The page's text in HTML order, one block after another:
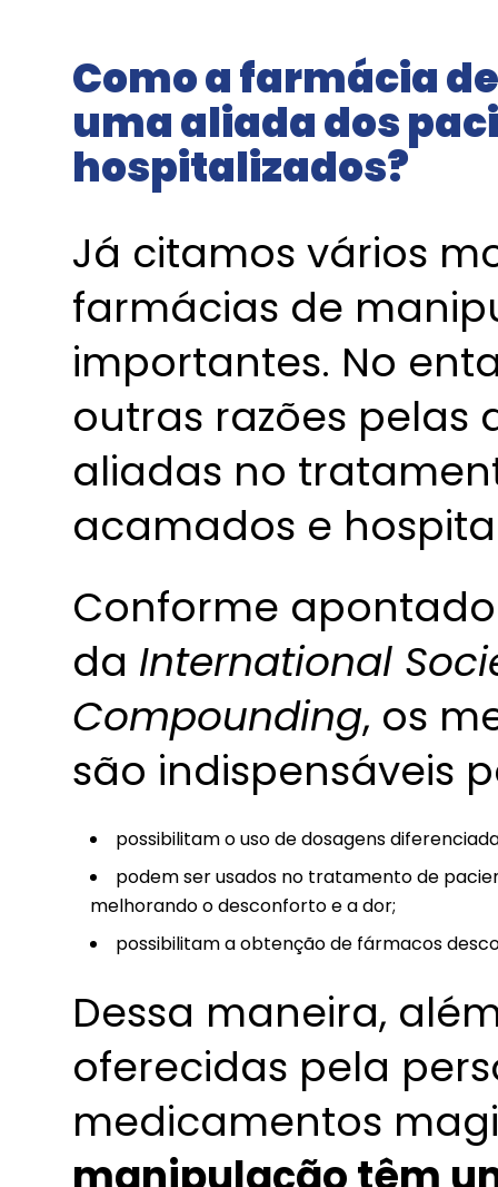
Como a farmácia
uma aliada dos
hospitalizados?
Já citamos vários
farmácias de
importantes. No
outras razões pelas
aliadas no
acamados e
Conforme
da International
Compounding, os
são indispensáveis
possibilitam o uso de dosagens
podem ser usados no tratamento de
melhorando o desconforto e a dor;
possibilitam a obtenção de fármacos
Dessa maneira,
oferecidas pela
medicamentos